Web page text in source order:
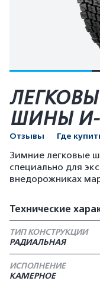
ШИНЫ И-
Отзывы Где
Зимние легковые
специально для
внедорожниках
Технические
ТИП КОНСТРУКЦИИ
РАДИАЛЬНАЯ
ИСПОЛНЕНИЕ
КАМЕРНОЕ